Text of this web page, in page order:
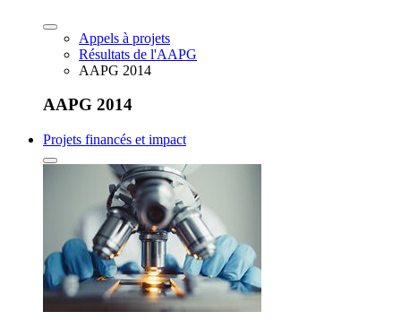
Appels à projets
Résultats de l'AAPG
AAPG 2014
AAPG 2014
Projets financés et impact